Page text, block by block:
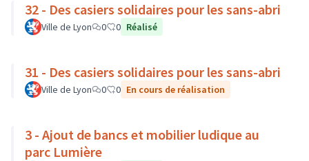
32 - Des casiers solidaires pour les sans-abri
Ville de Lyon 0 0 Réalisé
31 - Des casiers solidaires pour les sans-abri
Ville de Lyon 0 0 En cours de réalisation
3 - Ajout de bancs et mobilier ludique au
parc Lumière